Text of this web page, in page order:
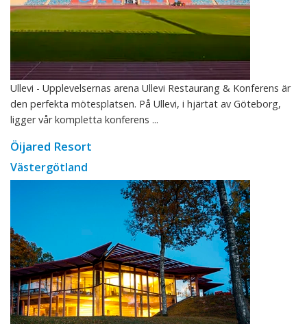
Ullevi - Upplevelsernas arena Ullevi Restaurang & Konferens är
den perfekta mötesplatsen. På Ullevi, i hjärtat av Göteborg,
ligger vår kompletta konferens ...
Öijared Resort
Västergötland